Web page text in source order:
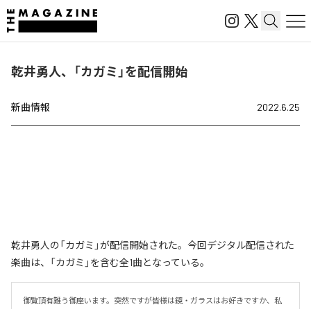
乾井勇人、「カガミ」を配信開始
新曲情報 2022.6.25
乾井勇人の「カガミ」が配信開始された。今回デジタル配信された
楽曲は、「カガミ」を含む全1曲となっている。
御覧頂有難う御座います。突然ですが皆様は鏡・ガラスはお好きですか、私